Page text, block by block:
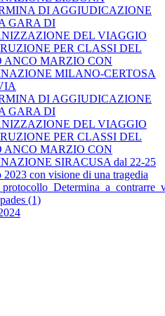
DI AGGIUDICAZIONE
GARA DI
DEL VIAGGIO
PER CLASSI DEL
ANCO MARZIO CON
MILANO-CERTOSA
DI AGGIUDICAZIONE
GARA DI
DEL VIAGGIO
PER CLASSI DEL
ANCO MARZIO CON
SIRACUSA dal 22-25
2023 con visione di una tragedia
(1)